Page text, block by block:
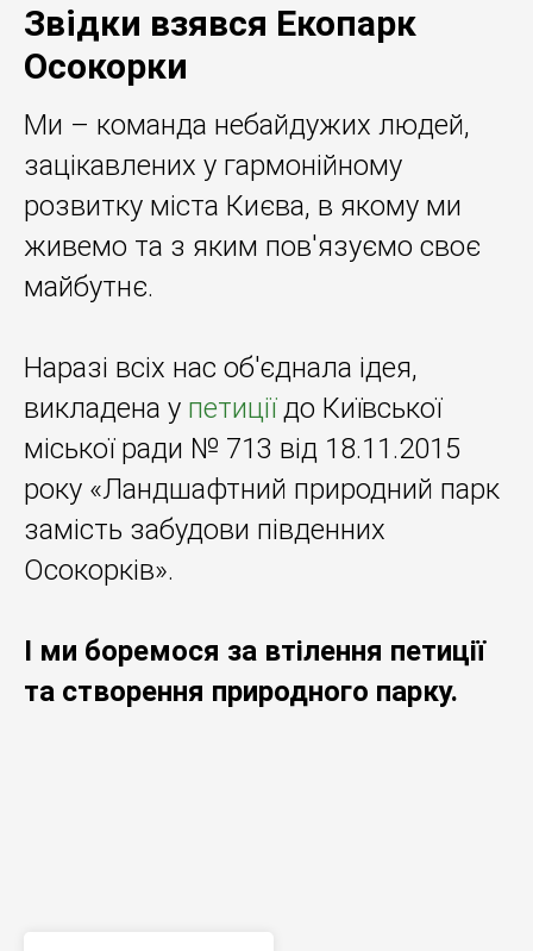
Звідки взявся Екопарк
Осокорки
Ми – команда небайдужих людей,
зацікавлених у гармонійному
розвитку міста Києва, в якому ми
живемо та з яким пов'язуємо своє
майбутнє.
Наразі всіх нас об'єднала ідея,
викладена у петиціїдо Київської
міської ради № 713 від 18.11.2015
року «Ландшафтний природний парк
замість забудови південних
Осокорків».
І ми боремося за втілення петиції
та створення природного парку.